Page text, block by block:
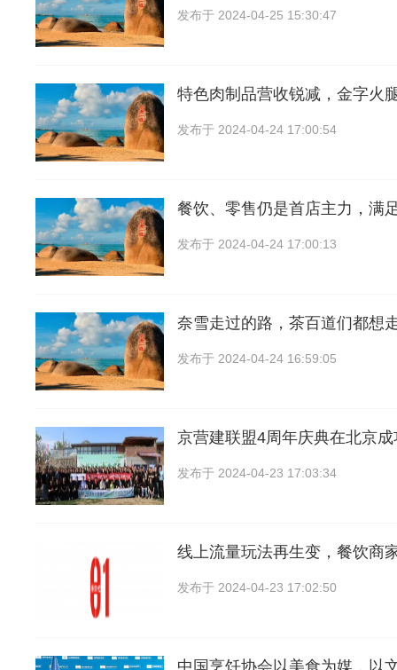
发布于 2024-04-25 15:30:47
特色肉制品营收锐减，金字火
发布于 2024-04-24 17:00:54
餐饮、零售仍是首店主力，满
发布于 2024-04-24 17:00:13
奈雪走过的路，茶百道们都想
发布于 2024-04-24 16:59:05
京营建联盟4周年庆典在北京
发布于 2024-04-23 17:03:34
线上流量玩法再生变，餐饮商
发布于 2024-04-23 17:02:50